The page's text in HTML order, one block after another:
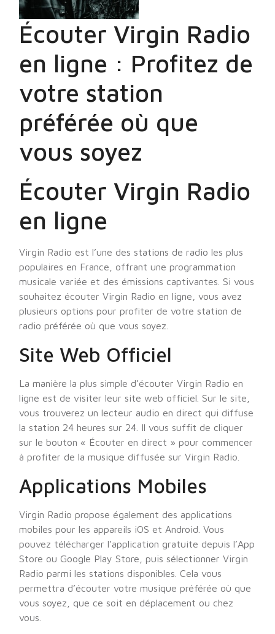
Écouter Virgin Radio
en ligne : Profitez de
votre station
préférée où que
vous soyez
Écouter Virgin Radio
en ligne
Virgin Radio est l’une des stations de radio les plus
populaires en France, offrant une programmation
musicale variée et des émissions captivantes. Si vous
souhaitez écouter Virgin Radio en ligne, vous avez
plusieurs options pour profiter de votre station de
radio préférée où que vous soyez.
Site Web Officiel
La manière la plus simple d’écouter Virgin Radio en
ligne est de visiter leur site web officiel. Sur le site,
vous trouverez un lecteur audio en direct qui diffuse
la station 24 heures sur 24. Il vous suffit de cliquer
sur le bouton « Écouter en direct » pour commencer
à profiter de la musique diffusée sur Virgin Radio.
Applications Mobiles
Virgin Radio propose également des applications
mobiles pour les appareils iOS et Android. Vous
pouvez télécharger l’application gratuite depuis l’App
Store ou Google Play Store, puis sélectionner Virgin
Radio parmi les stations disponibles. Cela vous
permettra d’écouter votre musique préférée où que
vous soyez, que ce soit en déplacement ou chez
vous.